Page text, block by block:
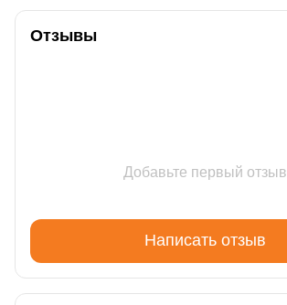
Отзывы
Добавьте первый отзыв
Написать отзыв